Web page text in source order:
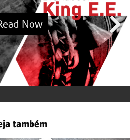
também